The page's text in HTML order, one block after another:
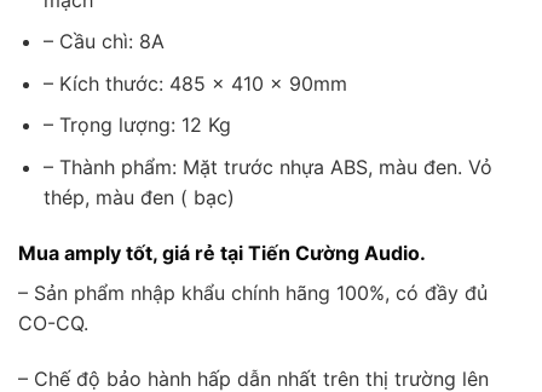
– Cầu chì: 8A
– Kích thước: 485 × 410 × 90mm
– Trọng lượng: 12 Kg
– Thành phẩm: Mặt trước nhựa ABS, màu đen. Vỏ
thép, màu đen ( bạc)
Mua amply tốt, giá rẻ tại Tiến Cường Audio.
– Sản phẩm nhập khẩu chính hãng 100%, có đầy đủ
CO-CQ.
– Chế độ bảo hành hấp dẫn nhất trên thị trường lên